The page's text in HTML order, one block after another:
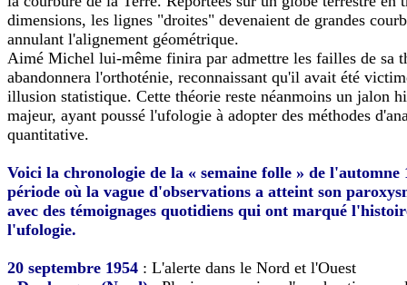
dimensions, les lignes "droites" devenaient de grandes
annulant l'alignement géométrique.
Aimé Michel lui-même finira par admettre les failles de sa
abandonnera l'orthoténie, reconnaissant qu'il avait été
illusion statistique. Cette théorie reste néanmoins un jalon
majeur, ayant poussé l'ufologie à adopter des méthodes
quantitative.
Voici la chronologie de la « semaine folle » de l'automne
période où la vague d'observations a atteint son
avec des témoignages quotidiens qui ont marqué
l'ufologie.
20 septembre 1954 : L'alerte dans le Nord et l'Ouest